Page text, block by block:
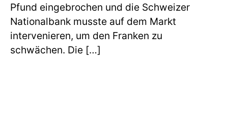
Pfund eingebrochen und die Schweizer
Nationalbank musste auf dem Markt
intervenieren, um den Franken zu
schwächen. Die […]